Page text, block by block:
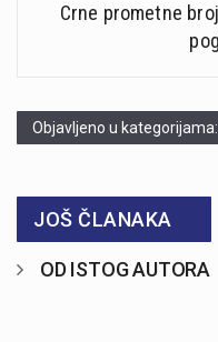
Crne prometne
Objavljeno u kategorijama:
JOŠ ČLANAKA
OD ISTOG AUTORA